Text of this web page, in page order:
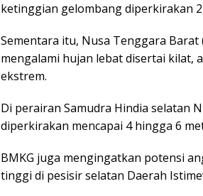
ketinggian gelombang diperkirakan
Sementara itu, Nusa Tenggara
mengalami hujan lebat disertai kilat,
ekstrem.
Di perairan Samudra Hindia selatan
diperkirakan mencapai 4 hingga 6
BMKG juga mengingatkan potensi
tinggi di pesisir selatan Daerah